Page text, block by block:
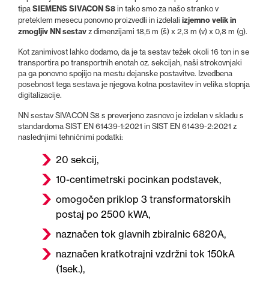
tipa SIEMENS SIVACON S8 in tako smo za našo stranko v
preteklem mesecu ponovno proizvedli in izdelali izjemno velik in
zmogljiv NN sestav z dimenzijami 18,5 m (š) x 2,3 m (v) x 0,8 m (g).
Kot zanimivost lahko dodamo, da je ta sestav težek okoli 16 ton in se
transportira po transportnih enotah oz. sekcijah, naši strokovnjaki
pa ga ponovno spojijo na mestu dejanske postavitve. Izvedbena
posebnost tega sestava je njegova kotna postavitev in velika stopnja
digitalizacije.
NN sestav SIVACON S8 s preverjeno zasnovo je izdelan v skladu s
standardoma SIST EN 61439-1:2021 in SIST EN 61439-2:2021 z
naslednjimi tehničnimi podatki:
20 sekcij,
10-centimetrski pocinkan podstavek,
omogočen priklop 3 transformatorskih
postaj po 2500 kWA,
naznačen tok glavnih zbiralnic 6820A,
naznačen kratkotrajni vzdržni tok 150kA
(1sek.),